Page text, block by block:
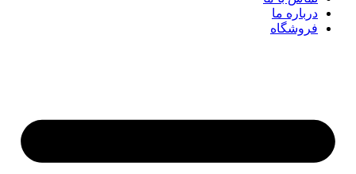
درباره ما
فروشگاه